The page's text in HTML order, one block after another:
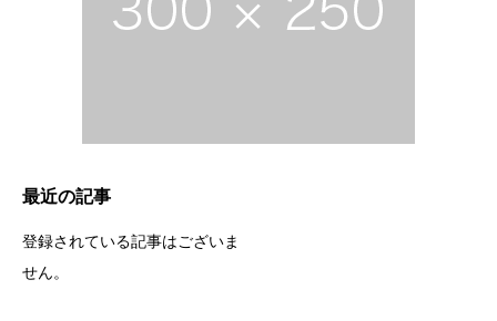
最近の記事
登録されている記事はございま
せん。